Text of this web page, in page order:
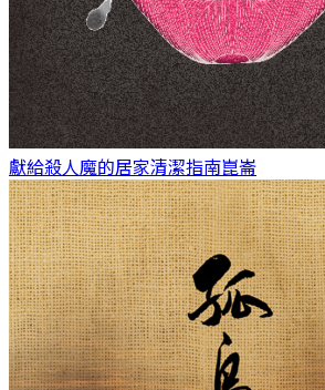
獻給殺人魔的居家清潔指南崑崙